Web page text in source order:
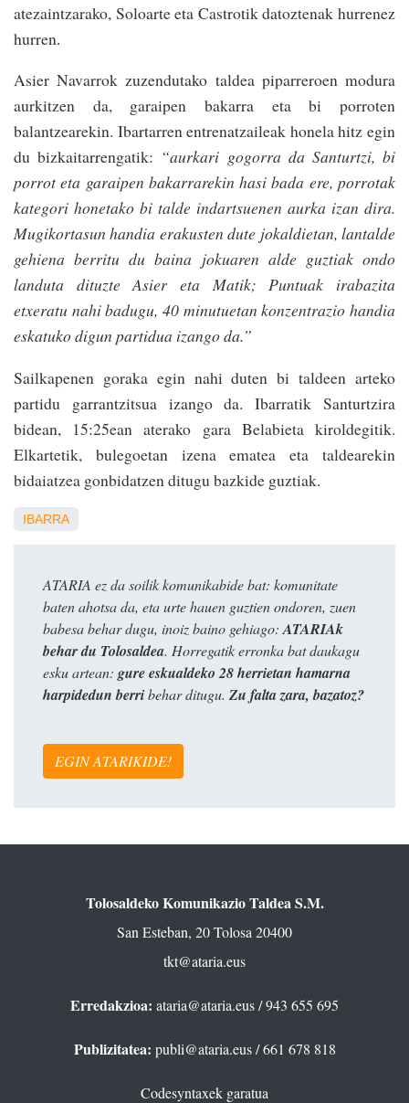
atezaintzarako, Soloarte eta Castrotik datoztenak hurrenez
hurren.
Asier Navarrok zuzendutako taldea piparreroen modura
aurkitzen da, garaipen bakarra eta bi porroten
balantzearekin. Ibartarren entrenatzaileak honela hitz egin
du bizkaitarrengatik: “aurkari gogorra da Santurtzi, bi
porrot eta garaipen bakarrarekin hasi bada ere, porrotak
kategori honetako bi talde indartsuenen aurka izan dira.
Mugikortasun handia erakusten dute jokaldietan, lantalde
gehiena berritu du baina jokuaren alde guztiak ondo
landuta dituzte Asier eta Matik; Puntuak irabazita
etxeratu nahi badugu, 40 minutuetan konzentrazio handia
eskatuko digun partidua izango da.”
Sailkapenen goraka egin nahi duten bi taldeen arteko
partidu garrantzitsua izango da. Ibarratik Santurtzira
bidean, 15:25ean aterako gara Belabieta kiroldegitik.
Elkartetik, bulegoetan izena ematea eta taldearekin
bidaiatzea gonbidatzen ditugu bazkide guztiak.
IBARRA
ATARIA ez da soilik komunikabide bat: komunitate
baten ahotsa da, eta urte hauen guztien ondoren, zuen
babesa behar dugu, inoiz baino gehiago:ATARIAk
behar du Tolosaldea. Horregatik erronka bat daukagu
esku artean: gure eskualdeko 28 herrietan hamarna
harpidedun berribehar ditugu. Zu falta zara, bazatoz?
EGIN ATARIKIDE!
Tolosaldeko Komunikazio Taldea S.M.
San Esteban, 20 Tolosa 20400
tkt@ataria.eus
Erredakzioa: ataria@ataria.eus/ 943 655 695
Publizitatea: publi@ataria.eus/ 661 678 818
Codesyntaxek garatua